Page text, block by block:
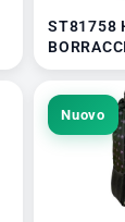
ST81758
CON
Nuovo